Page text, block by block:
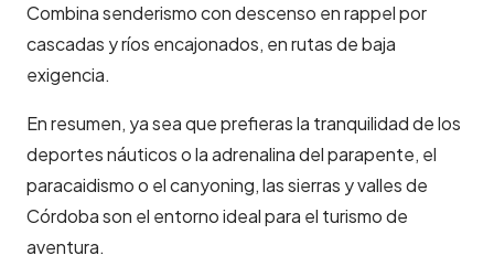
Combina senderismo con descenso en rappel por
cascadas y ríos encajonados, en rutas de baja
exigencia.
En resumen, ya sea que prefieras la tranquilidad de los
deportes náuticos o la adrenalina del parapente, el
paracaidismo o el canyoning, las sierras y valles de
Córdoba son el entorno ideal para el turismo de
aventura.